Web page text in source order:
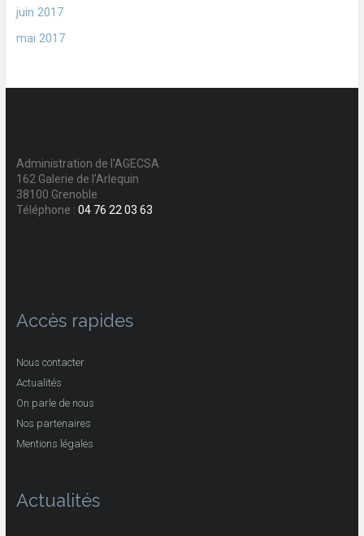
juin 2017
mai 2017
Administration de l'AGECSA
162 Galerie de l'Arlequin
38100 Grenoble
Téléphone : 04 76 22 03 63
Accès rapides
Nous contacter
Actualités
On parle de nous
Nos partenaires
Mentions légales
Actualités